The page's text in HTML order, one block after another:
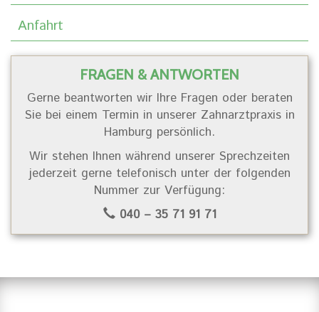
Anfahrt
FRAGEN & ANTWORTEN
Gerne beantworten wir Ihre Fragen oder beraten
Sie bei einem Termin in unserer Zahnarztpraxis in
Hamburg persönlich.
Wir stehen Ihnen während unserer Sprechzeiten
jederzeit gerne telefonisch unter der folgenden
Nummer zur Verfügung:
040 – 35 71 91 71